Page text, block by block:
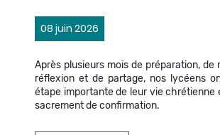
08 juin 2026
Après plusieurs mois de préparation, de
réflexion et de partage, nos lycéens
étape importante de leur vie chrétienne
sacrement de confirmation.